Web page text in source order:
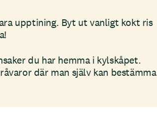
upptining. Byt ut vanligt kokt ris
du har hemma i kylskåpet.
där man själv kan bestämma